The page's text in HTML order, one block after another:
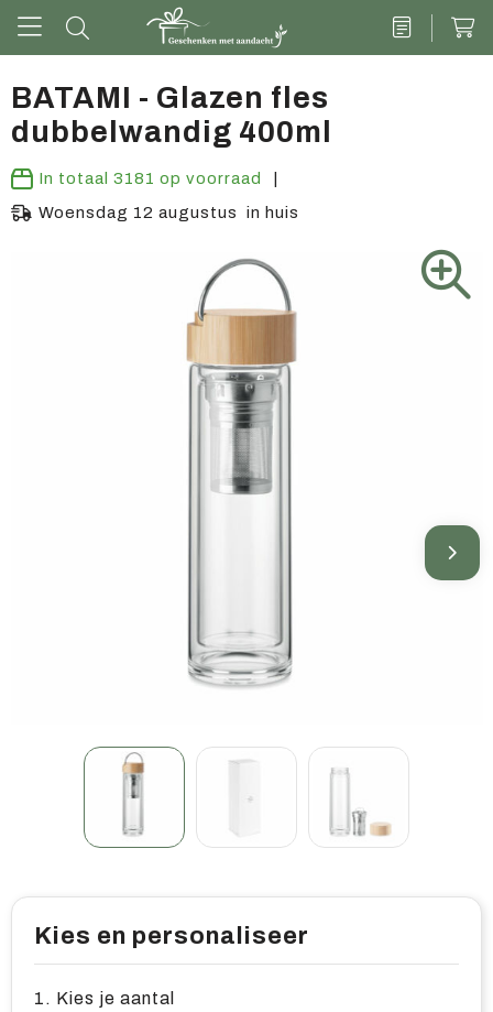
Drinkwaren
Kantoor & schrijven
Gereedschap & veiligheid
Overige relatiegeschenken
BATAMI - Glazen fles
dubbelwandig 400ml
In totaal 3181 op voorraad
Woensdag 12 augustus in huis
Kies en personaliseer
1. Kies je aantal